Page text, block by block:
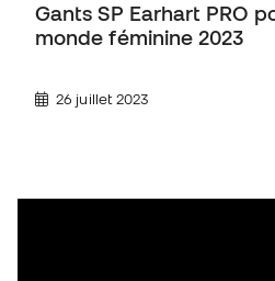
Gants SP Earhart PRO
monde féminine 2023
26 juillet 2023